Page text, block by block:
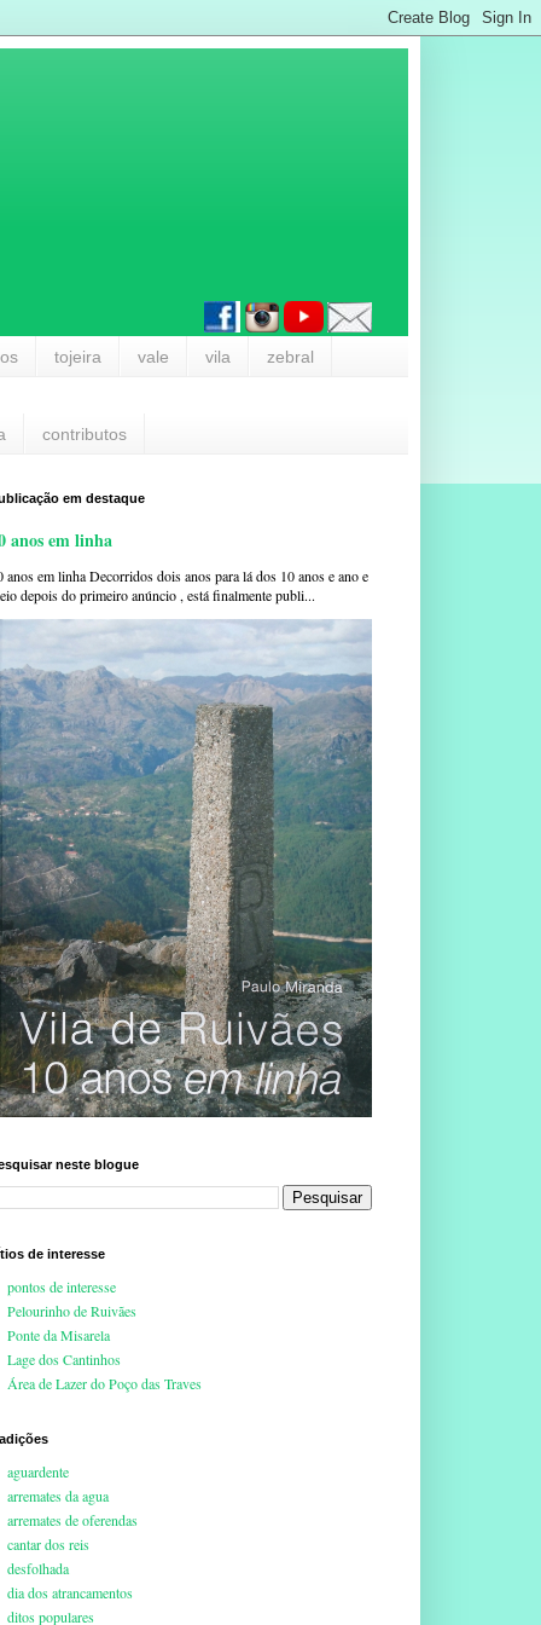
tojeira vale vila zebral
contributos
em destaque
anos em linha
anos em linha Decorridos dois anos para lá dos 10 anos e ano e
depois do primeiro anúncio , está finalmente publi...
neste blogue
de interesse
pontos de interesse
Pelourinho de Ruivães
Ponte da Misarela
Lage dos Cantinhos
Área de Lazer do Poço das Traves
aguardente
arremates da agua
arremates de oferendas
cantar dos reis
desfolhada
dia dos atrancamentos
ditos populares